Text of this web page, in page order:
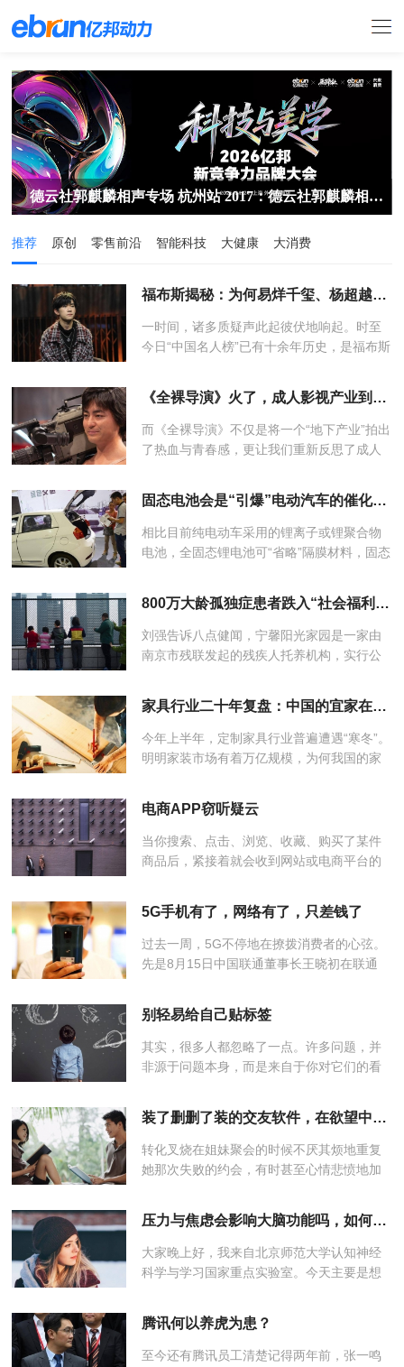
德云社郭麒麟相声专场 杭州站 2017：德云社郭麒麟相声专场杭州站
推荐 原创 零售前沿 智能科技 大健康 大消费
福布斯揭秘：为何易烊千玺、杨超越、蔡徐坤能入选“中国名人榜”
一时间，诸多质疑声此起彼伏地响起。时至
今日“中国名人榜”已有十余年历史，是福布斯
国名人发生的变化？未来“...
《全裸导演》火了，成人影视产业到底有多赚钱？
而《全裸导演》不仅是将一个“地下产业”拍出
了热血与青春感，更让我们重新反思了成人
容背后有一种不敢说破的...
固态电池会是“引爆”电动汽车的催化剂吗？
相比目前纯电动车采用的锂离子或锂聚合物
电池，全固态锂电池可“省略”隔膜材料，固态
电充放电机理与常规锂...
800万大龄孤独症患者跌入“社会福利悬崖”
刘强告诉八点健闻，宁馨阳光家园是一家由
南京市残联发起的残疾人托养机构，实行公
度肢体残疾三类成年人群为主。其中，大龄
孤独症患者属于精神残疾，托养...
家具行业二十年复盘：中国的宜家在哪里？
今年上半年，定制家具行业普遍遭遇“寒冬”。
明明家装市场有着万亿规模，为何我国的家
困境？国泰君安轻工团队近...
电商APP窃听疑云
当你搜索、点击、浏览、收藏、购买了某件
商品后，紧接着就会收到网站或电商平台的
大数据和用户画像。但是，当你...
5G手机有了，网络有了，只差钱了
过去一周，5G不停地在撩拨消费者的心弦。
先是8月15日中国联通董事长王晓初在联通
价为190元/月，在长远的计划里...
别轻易给自己贴标签
其实，很多人都忽略了一点。许多问题，并
非源于问题本身，而是来自于你对它们的看
家庭”看作是一种枷锁和“压...
装了删删了装的交友软件，在欲望中失落的年轻人
转化叉烧在姐妹聚会的时候不厌其烦地重复
她那次失败的约会，有时甚至心情悲愤地加
给她更新最新的游戏资讯。约会...
压力与焦虑会影响大脑功能吗，如何减压与消愁？
大家晚上好，我来自北京师范大学认知神经
科学与学习国家重点实验室。今天主要是想
现。大家可能经常听到关于大脑的这样一种
说法，左半球是理性脑，右半球...
腾讯何以养虎为患？
至今还有腾讯员工清楚记得两年前，张一鸣